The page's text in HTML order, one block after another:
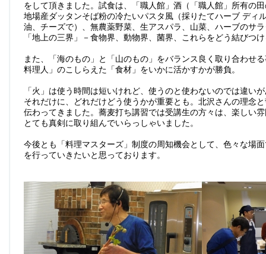
をして頂きました。試食は、「職人館」酒（「職人館」所有の
地場産ダッタンそば粉の冷たいパスタ風（採りたてハーブ ディ
油、チーズで）、無農薬野菜、生アスパラ、山菜、ハーブのサ
「地上の三界」－食物界、動物界、菌界、これらをどう結びつ
また、「海のもの」と「山のもの」をバランス良く取り合わせ
料理人」のこしらえた「食材」をいかに活かすかが勝負。
「火」は使う時間は短いけれど、使うのと使わないのでは違い
それだけに、どれだけどう使うかが重要とも。北沢さんの理念
伝わってきました。蕎麦打ち講習では受講生の方々は、楽しい
とても真剣に取り組んでいらっしゃいました。
今後とも「料理マスターズ」制度の周知機会として、色々な場
を行っていきたいと思っております。